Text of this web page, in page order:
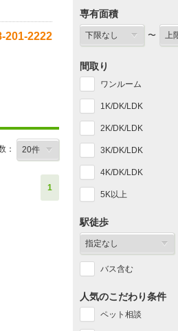
201-2222
：
1
専有面積
〜
間取り
ワンルーム
1K/DK/LDK
2K/DK/LDK
3K/DK/LDK
4K/DK/LDK
5K以上
駅徒歩
バス含む
人気のこだわり条件
ペット相談